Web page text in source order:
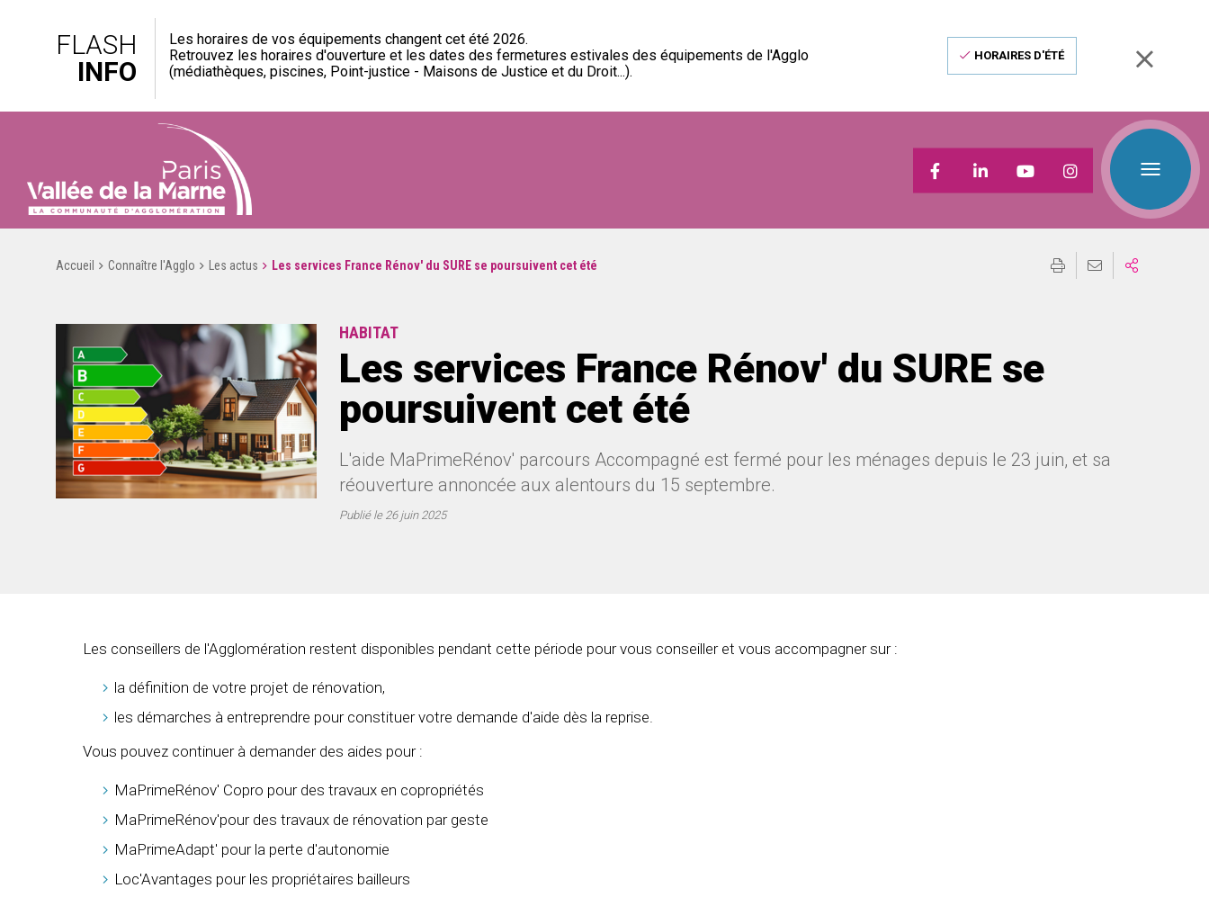
FLASH
INFO
Les horaires de vos équipements changent cet été 2026.
Retrouvez les horaires d'ouverture et les dates des fermetures estivales des équipements de l'Agglo
(médiathèques, piscines, Point-justice - Maisons de Justice et du Droit...).
HORAIRES D'ÉTÉ
Accueil Connaître l'Agglo Les actus Les services France Rénov' du SURE se poursuivent cet été
HABITAT
Les services France Rénov' du SURE se
poursuivent cet été
L'aide MaPrimeRénov' parcours Accompagné est fermé pour les ménages depuis le 23 juin, et sa
réouverture annoncée aux alentours du 15 septembre.
Publié le26 juin 2025
Les conseillers de l'Agglomération restent disponibles pendant cette période pour vous conseiller et vous accompagner sur :
la définition de votre projet de rénovation,
les démarches à entreprendre pour constituer votre demande d'aide dès la reprise.
Vous pouvez continuer à demander des aides pour :
MaPrimeRénov' Copro pour des travaux en copropriétés
MaPrimeRénov'pour des travaux de rénovation par geste
MaPrimeAdapt' pour la perte d'autonomie
Loc'Avantages pour les propriétaires bailleurs